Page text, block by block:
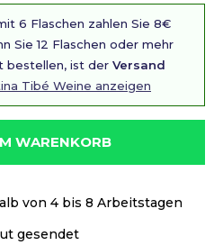
6 Flaschen zahlen Sie 8€
Sie 12 Flaschen oder mehr
bestellen, ist der Versand
Tibé Weine anzeigen
WARENKORB
von 4 bis 8 Arbeitstagen
gesendet